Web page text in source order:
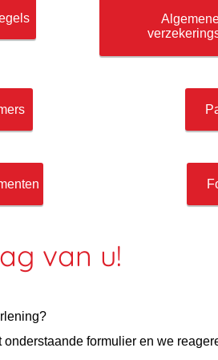
van u!
onderstaande formulier en we